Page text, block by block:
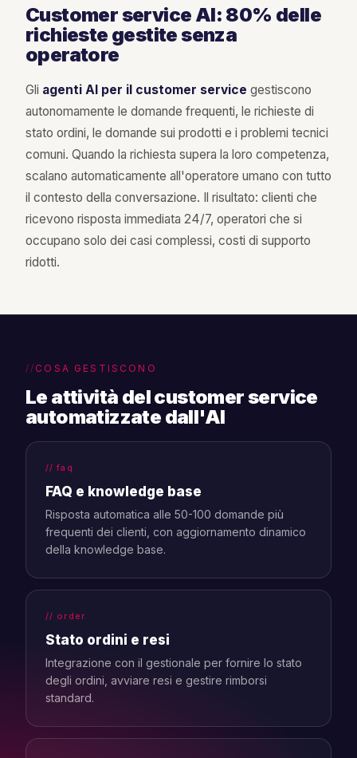
Customer service AI: 80% delle
richieste gestite senza
operatore
Gli agenti AI per il customer service gestiscono
autonomamente le domande frequenti, le richieste di
stato ordini, le domande sui prodotti e i problemi tecnici
comuni. Quando la richiesta supera la loro competenza,
scalano automaticamente all'operatore umano con tutto
il contesto della conversazione. Il risultato: clienti che
ricevono risposta immediata 24/7, operatori che si
occupano solo dei casi complessi, costi di supporto
ridotti.
COSA GESTISCONO
Le attività del customer service
automatizzate dall'AI
// faq
FAQ e knowledge base
Risposta automatica alle 50-100 domande più
frequenti dei clienti, con aggiornamento dinamico
della knowledge base.
// order
Stato ordini e resi
Integrazione con il gestionale per fornire lo stato
degli ordini, avviare resi e gestire rimborsi
standard.